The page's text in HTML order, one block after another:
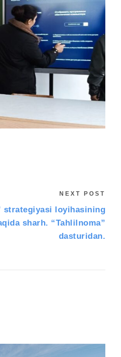
NEXT POST
strategiyasi loyihasining
sharh. “Tahlilnoma”
dasturidan.